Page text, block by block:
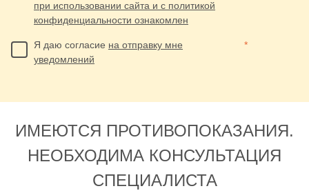
при использовании сайта и с политикой
конфиденциальности ознакомлен
Я даю согласие на отправку мне
уведомлений
*
ИМЕЮТСЯ ПРОТИВОПОКАЗАНИЯ.
НЕОБХОДИМА КОНСУЛЬТАЦИЯ
СПЕЦИАЛИСТА